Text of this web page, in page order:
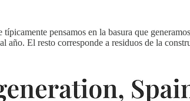
pensamos en la basura que
año. El resto corresponde a residuos de la